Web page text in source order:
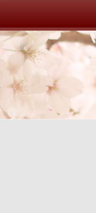
ィシ